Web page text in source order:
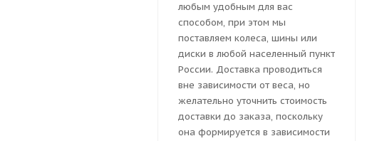
любым удобным для вас
способом, при этом мы
поставляем колеса, шины или
диски в любой населенный пункт
России. Доставка проводиться
вне зависимости от веса, но
желательно уточнить стоимость
доставки до заказа, поскольку
она формируется в зависимости